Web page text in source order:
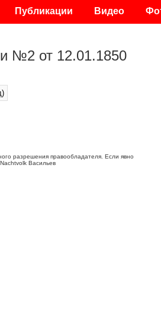
Публикации Видео
№2 от 12.01.1850
разрешения правообладателя. Если явно
Васильев